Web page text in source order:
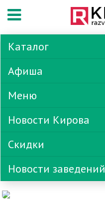
Каталог
Афиша
Меню
Новости Кирова
Скидки
Новости заведений